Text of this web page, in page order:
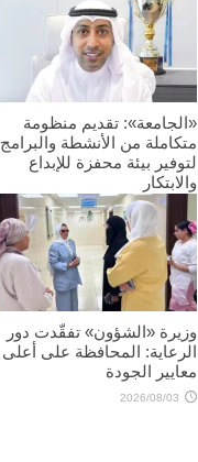
«الجامعة»: تقديم منظومة
متكاملة من الأنشطة والبرامج
لتوفير بيئة محفزة للإبداع
والابتكار
2026/08/03
وزيرة «الشؤون» تفقّدت دور
الرعاية: المحافظة على أعلى
معايير الجودة
2026/08/03